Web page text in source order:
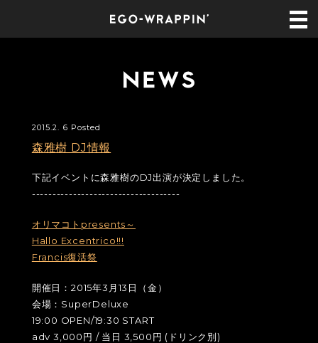
2015.2. 6 Posted
森雅樹 DJ情報
下記イベントに森雅樹のDJ出演が決定しました。
------------------------------------
オリマコトpresents～
Hallo Excentrico!!!
Francis復活祭
開催日：2015年3月13日（金）
会場：SuperDeluxe
19:00 OPEN/19:30 START
adv 3,000円 / 当日 3,500円 (ドリンク別)